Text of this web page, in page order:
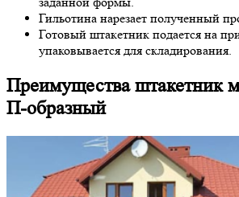
Гильотина нарезает полученный
Готовый штакетник подается на
упаковывается для складирования.
Преимущества штакетник
П-образный